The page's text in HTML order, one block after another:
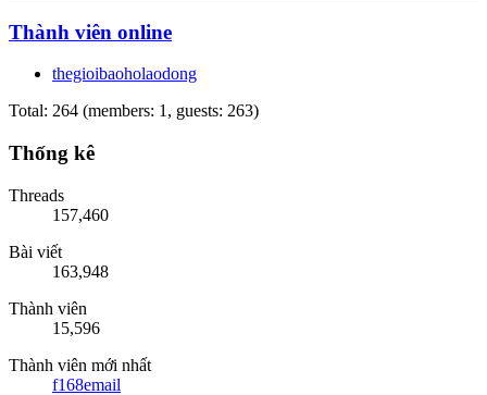
Thành viên online
thegioibaoholaodong
Total: 264 (members: 1, guests: 263)
Thống kê
Threads
157,460
Bài viết
163,948
Thành viên
15,596
Thành viên mới nhất
f168email